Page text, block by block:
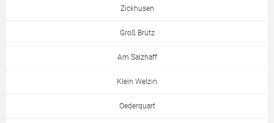
Zickhusen
Groß Brütz
Am Salzhaff
Klein Welzin
Oederquart